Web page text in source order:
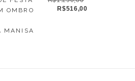
OMBRO
MANISA
R$516,00